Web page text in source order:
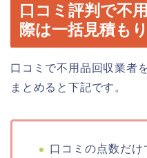
口コミ評判で不
際は一括見積も
口コミで不用品回収業者
まとめると下記です。
口コミの点数だけ